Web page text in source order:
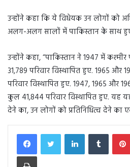
उन्होंने कहा कि ये विधेयक उन लोगों को
अलग-अलग सालों में पाकिस्तान के साथ
उन्होंने कहा, “पाकिस्तान ने 1947 में
31,789 परिवार विस्थापित हुए. 1965 और
परिवार विस्थापित हुए. 1947, 1965 और
कुल 41,844 परिवार विस्थापित हुए. यह
देने का, उन लोगों को प्रतिनिधित्व देने का
LinkedInTumblr
Print